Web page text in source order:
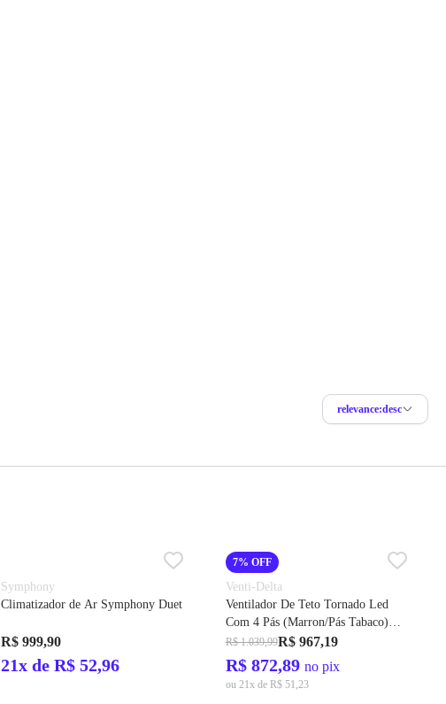
relevance:desc
Symphony
Climatizador de Ar Symphony Duet
R$ 999,90
21x de R$ 52,96
7% OFF
Venti-Delta
Ventilador De Teto Tornado Led
Com 4 Pás (Marron/Pás Tabaco)
127v – Venti-Delta
R$ 1.039,99R$ 967,19
R$ 872,89 no pix
ou 21x de R$ 51,23